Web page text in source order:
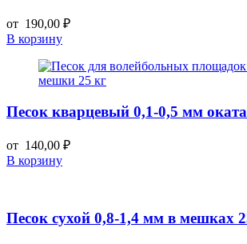
от 190,00 ₽
В корзину
Песок кварцевый 0,1-0,5 мм
от 140,00 ₽
В корзину
Песок сухой 0,8-1,4 мм в мешках